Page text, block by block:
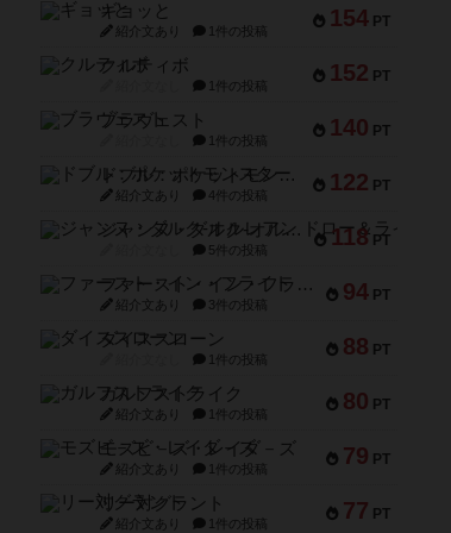
154 PT
ギョッと
紹介文あり 1件の投稿
152 PT
クルティボ
1件の投稿
140 PT
ブラヴェスト
1件の投稿
122 PT
ドブル：ポケットモンスター
紹介文あり 4件の投稿
118 PT
ジャンヌ・ダルク-オルレアン ドロー＆ライト
5件の投稿
94 PT
ファースト・イン・フライト
紹介文あり 3件の投稿
88 PT
ダイススローン
1件の投稿
80 PT
ガルフストライク
紹介文あり 1件の投稿
79 PT
モズビ－ズ・レイダ－ズ
紹介文あり 1件の投稿
77 PT
リー対グラント
紹介文あり 1件の投稿